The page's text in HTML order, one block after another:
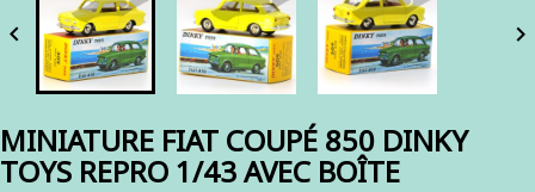
 
MINIATURE FIAT COUPÉ 850 DINKY
TOYS REPRO 1/43 AVEC BOÎTE